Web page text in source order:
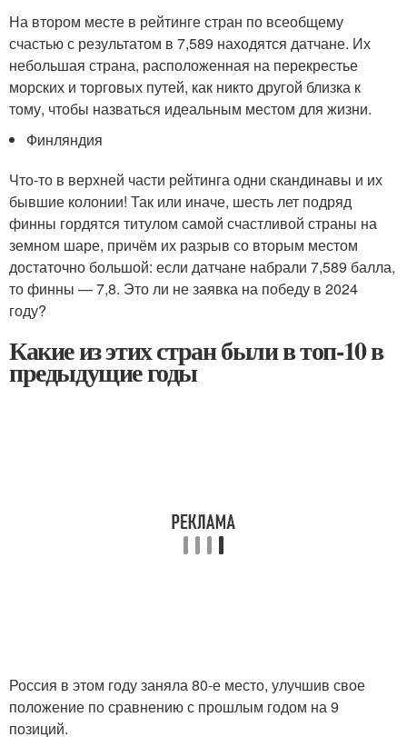
На втором месте в рейтинге стран по всеобщему
счастью с результатом в 7,589 находятся датчане. Их
небольшая страна, расположенная на перекрестье
морских и торговых путей, как никто другой близка к
тому, чтобы назваться идеальным местом для жизни.
Финляндия
Что-то в верхней части рейтинга одни скандинавы и их
бывшие колонии! Так или иначе, шесть лет подряд
финны гордятся титулом самой счастливой страны на
земном шаре, причём их разрыв со вторым местом
достаточно большой: если датчане набрали 7,589 балла,
то финны — 7,8. Это ли не заявка на победу в 2024
году?
Какие из этих стран были в топ-10 в
предыдущие годы
Россия в этом году заняла 80-е место, улучшив свое
положение по сравнению с прошлым годом на 9
позиций.